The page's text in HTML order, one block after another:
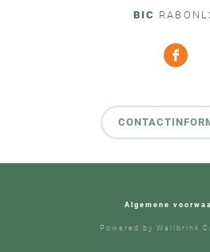
BIC
Algemene
Powered by Wallbrink